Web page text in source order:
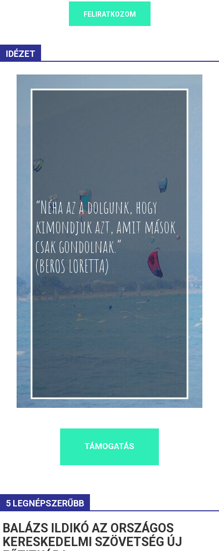
FELIRATKOZOM
IDÉZET
“Néha az a dolgunk, hogy
kimondjuk azt, amit mások
csak gondolnak.”
(BEROS LORETTA)
TÁMOGATÁS
5 LEGNÉPSZERŰBB
BALÁZS ILDIKÓ AZ ORSZÁGOS
KERESKEDELMI SZÖVETSÉG ÚJ